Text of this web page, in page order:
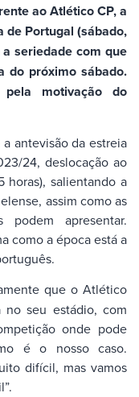
ao Atlético CP, a
de Portugal (sábado,
seriedade com que
do próximo sábado.
motivação do
antevisão da estreia
24, deslocação ao
horas), salientando a
assim como as
podem apresentar.
como a época está a
que o Atlético
no seu estádio, com
onde pode
é o nosso caso.
difícil, mas vamos